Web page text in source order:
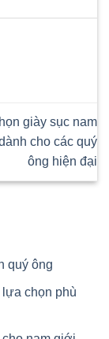
giày sục nam
cho các quý
ông hiện đại
quý ông
chọn phù